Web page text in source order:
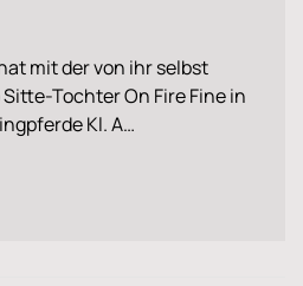
mit der von ihr selbst
Tochter On Fire Fine in
Kl. A…